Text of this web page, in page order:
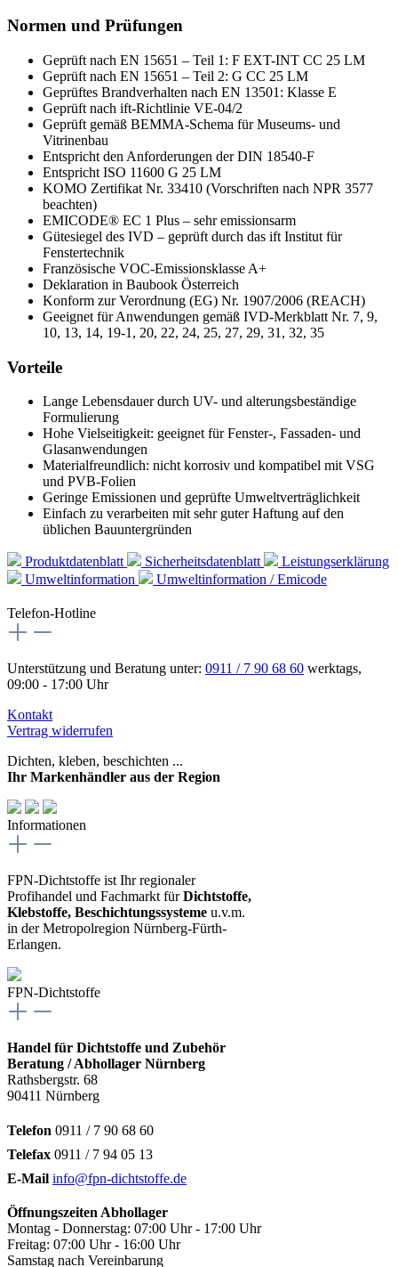
Normen und Prüfungen
Geprüft nach EN 15651 – Teil 1: F EXT-INT CC 25 LM
Geprüft nach EN 15651 – Teil 2: G CC 25 LM
Geprüftes Brandverhalten nach EN 13501: Klasse E
Geprüft nach ift-Richtlinie VE-04/2
Geprüft gemäß BEMMA-Schema für Museums- und
Vitrinenbau
Entspricht den Anforderungen der DIN 18540-F
Entspricht ISO 11600 G 25 LM
KOMO Zertifikat Nr. 33410 (Vorschriften nach NPR 3577
beachten)
EMICODE® EC 1 Plus – sehr emissionsarm
Gütesiegel des IVD – geprüft durch das ift Institut für
Fenstertechnik
Französische VOC-Emissionsklasse A+
Deklaration in Baubook Österreich
Konform zur Verordnung (EG) Nr. 1907/2006 (REACH)
Geeignet für Anwendungen gemäß IVD-Merkblatt Nr. 7, 9,
10, 13, 14, 19-1, 20, 22, 24, 25, 27, 29, 31, 32, 35
Vorteile
Lange Lebensdauer durch UV- und alterungsbeständige
Formulierung
Hohe Vielseitigkeit: geeignet für Fenster-, Fassaden- und
Glasanwendungen
Materialfreundlich: nicht korrosiv und kompatibel mit VSG
und PVB-Folien
Geringe Emissionen und geprüfte Umweltverträglichkeit
Einfach zu verarbeiten mit sehr guter Haftung auf den
üblichen Bauuntergründen
Produktdatenblatt Sicherheitsdatenblatt
Leistungserklärung
Umweltinformation
Umweltinformation / Emicode
Telefon-Hotline
Unterstützung und Beratung unter: 0911 / 7 90 68 60 werktags,
09:00 - 17:00 Uhr
Kontakt
Vertrag widerrufen
Dichten, kleben, beschichten ...
Ihr Markenhändler aus der Region
Informationen
FPN-Dichtstoffe ist Ihr regionaler
Profihandel und Fachmarkt fürDichtstoffe,
Klebstoffe, Beschichtungssysteme u.v.m.
in der Metropolregion Nürnberg-Fürth-
Erlangen.
FPN-Dichtstoffe
Handel für Dichtstoffe und Zubehör
Beratung / Abhollager Nürnberg
Rathsbergstr. 68
90411 Nürnberg
Telefon 0911 / 7 90 68 60
Telefax 0911 / 7 94 05 13
E-Mail info@fpn-dichtstoffe.de
Öffnungszeiten Abhollager
Montag - Donnerstag: 07:00 Uhr - 17:00 Uhr
Freitag: 07:00 Uhr - 16:00 Uhr
Samstag nach Vereinbarung